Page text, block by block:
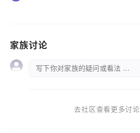
家族讨论
写下你对家族的疑问或看法 ...
去社区查看更多讨论